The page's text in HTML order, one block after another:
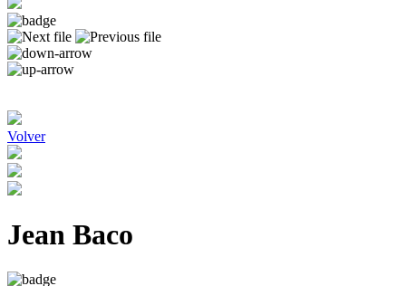
Volver
Jean Baco